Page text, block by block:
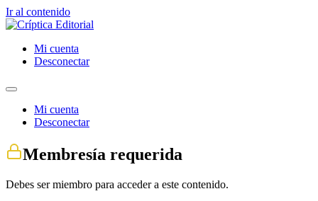
Ir al contenido
Mi cuenta
Desconectar
Mi cuenta
Desconectar
Membresía requerida
Debes ser miembro para acceder a este contenido.